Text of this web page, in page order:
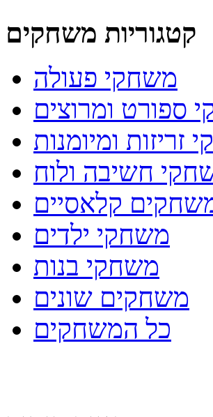
קטגוריות משחקים
משחקי פעולה
ספורט ומרוצים
זריזות ומיומנות
חשיבה ולוח
קלאסיים
משחקי ילדים
משחקי בנות
משחקים שונים
כל המשחקים